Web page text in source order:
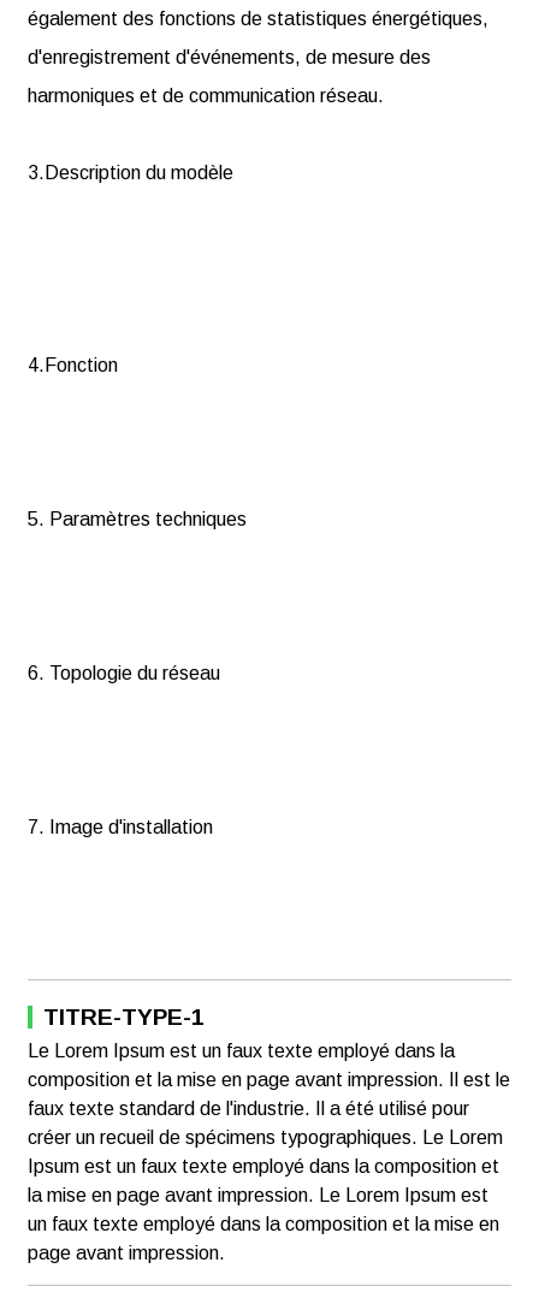
également des fonctions de statistiques énergétiques,
d'enregistrement d'événements, de mesure des
harmoniques et de communication réseau.
3.Description du modèle
4.Fonction
5. Paramètres techniques
6. Topologie du réseau
7. Image d'installation
TITRE-TYPE-1
Le Lorem Ipsum est un faux texte employé dans la
composition et la mise en page avant impression. Il est le
faux texte standard de l'industrie. Il a été utilisé pour
créer un recueil de spécimens typographiques. Le Lorem
Ipsum est un faux texte employé dans la composition et
la mise en page avant impression. Le Lorem Ipsum est
un faux texte employé dans la composition et la mise en
page avant impression.